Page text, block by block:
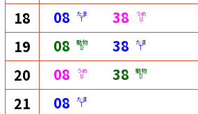
18 08 たま
T 38 うめ
U
19 08 動物
D 38 たま
T
20 08 うめ
U 38 動物
D
21 08 たま
T